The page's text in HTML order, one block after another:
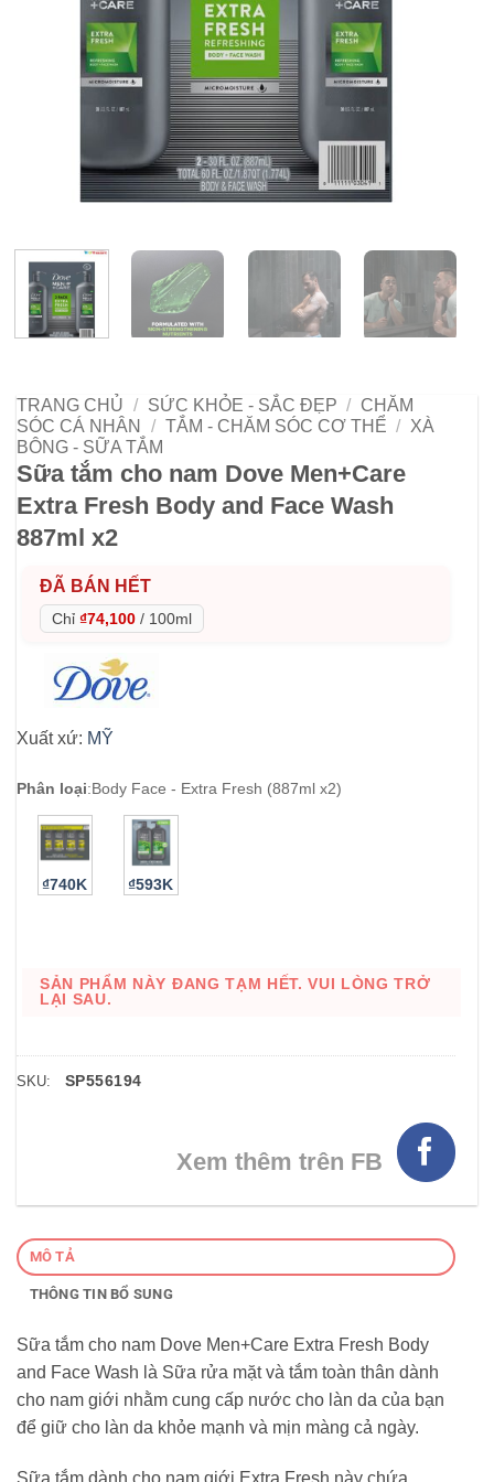
TRANG CHỦ / SỨC KHỎE - SẮC ĐẸP / CHĂM
SÓC CÁ NHÂN
/ TẮM - CHĂM SÓC CƠ THỂ / XÀ
BÔNG - SỮA TẮM
Sữa tắm cho nam Dove Men+Care
Extra Fresh Body and Face Wash
887ml x2
ĐÃ BÁN HẾT
Chỉ ₫74,100 / 100ml
Xuất xứ: MỸ
Phân loại:Body Face - Extra Fresh (887ml x2)
₫740K ₫593K
SẢN PHẨM NÀY ĐANG TẠM HẾT. VUI LÒNG TRỞ
LẠI SAU.
SKU: SP556194
Xem thêm trên FB
MÔ TẢ
THÔNG TIN BỔ SUNG
Sữa tắm cho nam Dove Men+Care Extra Fresh Body
and Face Wash là Sữa rửa mặt và tắm toàn thân dành
cho nam giới nhằm cung cấp nước cho làn da của bạn
để giữ cho làn da khỏe mạnh và mịn màng cả ngày.
Sữa tắm dành cho nam giới Extra Fresh này chứa